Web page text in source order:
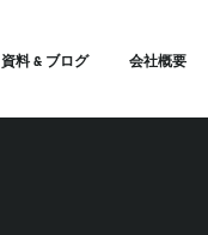
資料 & ブログ 会社概要